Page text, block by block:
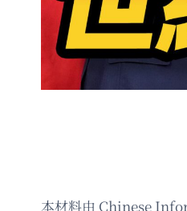
本材料由 Chinese